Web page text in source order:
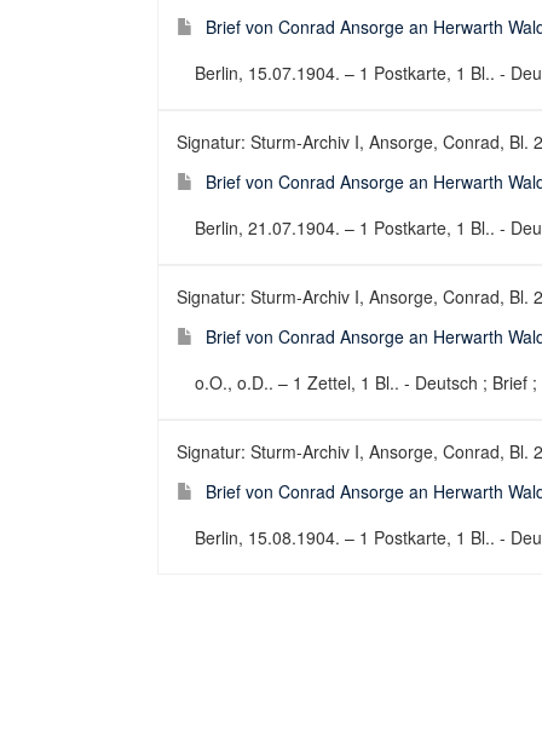
Brief von Conrad Ansorge an Herwarth
Berlin, 15.07.1904. – 1 Postkarte, 1 Bl.. -
Signatur: Sturm-Archiv I, Ansorge, Conrad, Bl.
Brief von Conrad Ansorge an Herwarth
Berlin, 21.07.1904. – 1 Postkarte, 1 Bl.. -
Signatur: Sturm-Archiv I, Ansorge, Conrad, Bl.
Brief von Conrad Ansorge an Herwarth
o.O., o.D.. – 1 Zettel, 1 Bl.. - Deutsch ; Brief
Signatur: Sturm-Archiv I, Ansorge, Conrad, Bl.
Brief von Conrad Ansorge an Herwarth
Berlin, 15.08.1904. – 1 Postkarte, 1 Bl.. -